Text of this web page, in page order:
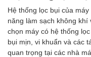
Hệ thống lọc bụi của
năng làm sạch không
chọn máy có hệ thống
bụi mịn, vi khuẩn và các
quan trọng tại các nhà